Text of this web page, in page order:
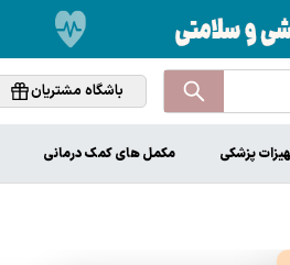
باشگاه مشتریان
پزشکی مکمل های کمک درمانی